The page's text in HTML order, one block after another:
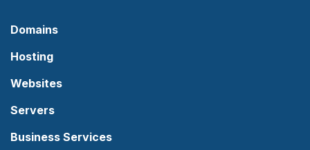
Domains
Hosting
Websites
Servers
Business Services